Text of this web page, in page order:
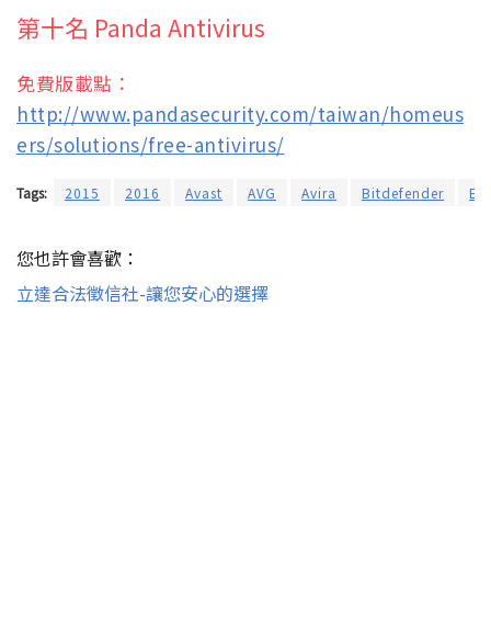
第十名 Panda Antivirus
免費版載點：
http://www.pandasecurity.com/taiwan/homeus
ers/solutions/free-antivirus/
Tags: 2015 2016 Avast AVG Avira Bitdefender
您也許會喜歡：
立達合法徵信社-讓您安心的選擇